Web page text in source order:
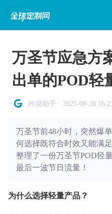
万圣节应急方
出单的POD轻
跨境助手 · 2025-08-28
万圣节前48小时，突然爆
何选择既符合时效又能满
整理了一份万圣节POD轻
最后一波节日流量！
为什么选择轻量产品？